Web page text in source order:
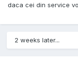
daca cei din service
2 weeks later...